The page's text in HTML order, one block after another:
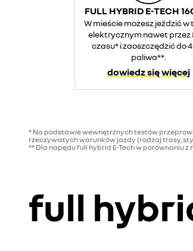
FULL HYBRID E-TECH
W mieście możesz jeździć w
elektrycznym nawet przez
czasu* i zaoszczędzić do
paliwa**.
dowiedz się więcej
* Na podstawie wewnętrznych testów
rzeczywistych warunków jazdy (rodzaj trasy,
** Dla napędu full hybrid E-Tech w porównaniu z
full